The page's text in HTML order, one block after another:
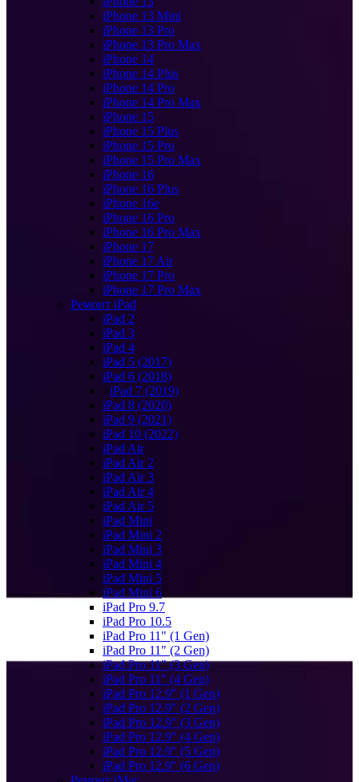
iPhone 13 Mini
iPhone 13 Pro
iPhone 13 Pro Max
iPhone 14
iPhone 14 Plus
iPhone 14 Pro
iPhone 14 Pro Max
iPhone 15
iPhone 15 Plus
iPhone 15 Pro
iPhone 15 Pro Max
iPhone 16
iPhone 16 Plus
iPhone 16e
iPhone 16 Pro
iPhone 16 Pro Max
iPhone 17
iPhone 17 Air
iPhone 17 Pro
iPhone 17 Pro Max
Ремонт iPad
iPad 2
iPad 3
iPad 4
iPad 5 (2017)
iPad 6 (2018)
>iPad 7 (2019)
iPad 8 (2020)
iPad 9 (2021)
iPad 10 (2022)
iPad Air
iPad Air 2
iPad Air 3
iPad Air 4
iPad Air 5
iPad Mini
iPad Mini 2
iPad Mini 3
iPad Mini 4
iPad Mini 5
iPad Mini 6
iPad Pro 9.7
iPad Pro 10.5
iPad Pro 11" (1 Gen)
iPad Pro 11" (2 Gen)
iPad Pro 11" (3 Gen)
iPad Pro 11" (4 Gen)
iPad Pro 12.9" (1 Gen)
iPad Pro 12.9" (2 Gen)
iPad Pro 12.9" (3 Gen)
iPad Pro 12.9" (4 Gen)
iPad Pro 12.9" (5 Gen)
iPad Pro 12.9" (6 Gen)